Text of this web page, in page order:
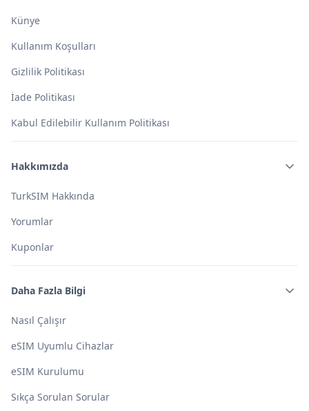
Künye
Kullanım Koşulları
Gizlilik Politikası
İade Politikası
Kabul Edilebilir Kullanım Politikası
Hakkımızda
TurkSIM Hakkında
Yorumlar
Kuponlar
Daha Fazla Bilgi
Nasıl Çalışır
eSIM Uyumlu Cihazlar
eSIM Kurulumu
Sıkça Sorulan Sorular